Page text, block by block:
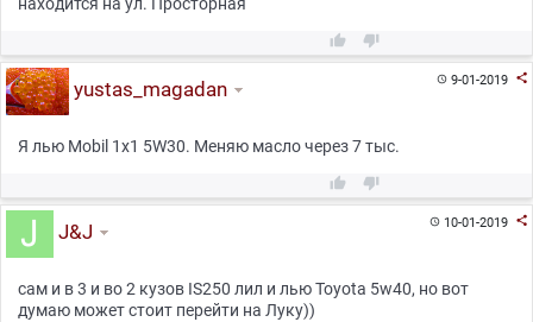
 
9-01-2019 
yustas_magadan
Я лью Mobil 1x1 5W30. Меняю масло через 7 тыс.
 
10-01-2019 
J&J
сам и в 3 и во 2 кузов IS250 лил и лью Toyota 5w40, но вот
думаю может стоит перейти на Луку))